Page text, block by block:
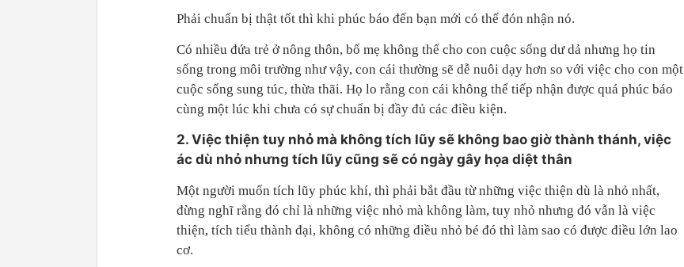
Phải chuẩn bị thật tốt thì khi phúc báo đến bạn mới có thể đón nhận nó.
Có nhiều đứa trẻ ở nông thôn, bố mẹ không thể cho con cuộc sống dư dả nhưng họ tin
sống trong môi trường như vậy, con cái thường sẽ dễ nuôi dạy hơn so với việc cho con một
cuộc sống sung túc, thừa thãi. Họ lo rằng con cái không thể tiếp nhận được quá phúc báo
cùng một lúc khi chưa có sự chuẩn bị đầy đủ các điều kiện.
2. Việc thiện tuy nhỏ mà không tích lũy sẽ không bao giờ thành thánh, việc
ác dù nhỏ nhưng tích lũy cũng sẽ có ngày gây họa diệt thân
Một người muốn tích lũy phúc khí, thì phải bắt đầu từ những việc thiện dù là nhỏ nhất,
đừng nghĩ rằng đó chỉ là những việc nhỏ mà không làm, tuy nhỏ nhưng đó vẫn là việc
thiện, tích tiểu thành đại, không có những điều nhỏ bé đó thì làm sao có được điều lớn lao
cơ.